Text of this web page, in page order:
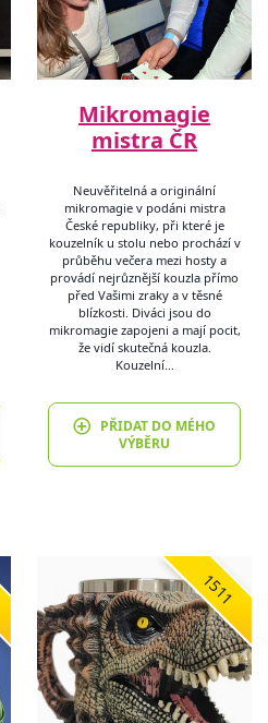
Mikromagie
mistra ČR
Neuvěřitelná a originální
mikromagie v podáni mistra
České republiky, při které je
kouzelník u stolu nebo prochází v
průběhu večera mezi hosty a
provádí nejrůznější kouzla přímo
před Vašimi zraky a v těsné
blízkosti. Diváci jsou do
mikromagie zapojeni a mají pocit,
že vidí skutečná kouzla.
Kouzelní…
PŘIDAT DO MÉHO
VÝBĚRU
1511